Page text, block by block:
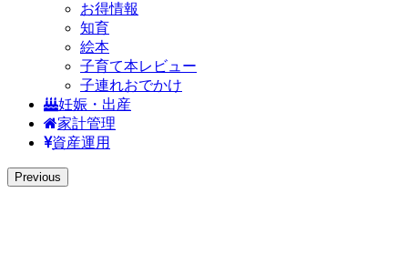
お得情報
知育
絵本
子育て本レビュー
子連れおでかけ
妊娠・出産
家計管理
資産運用
Previous